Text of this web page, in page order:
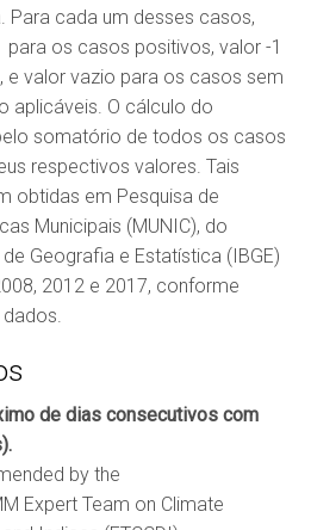
Para cada um desses casos,
para os casos positivos, valor -1
e valor vazio para os casos sem
aplicáveis. O cálculo do
somatório de todos os casos
respectivos valores. Tais
obtidas em Pesquisa de
Municipais (MUNIC), do
Geografia e Estatística (IBGE)
2012 e 2017, conforme
de dias consecutivos com
by the
Expert Team on Climate